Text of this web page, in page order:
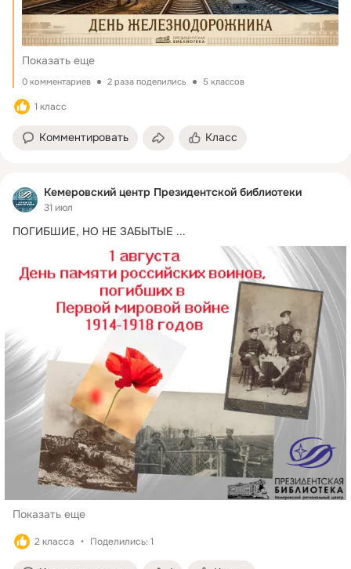
Показать еще
0 комментариев 2 раза поделились 5 классов
1 класс
Комментировать Класс
Кемеровский центр Президентской библиотеки
31 июл
ПОГИБШИЕ, НО НЕ ЗАБЫТЫЕ ...
Показать еще
2 класса Поделились: 1